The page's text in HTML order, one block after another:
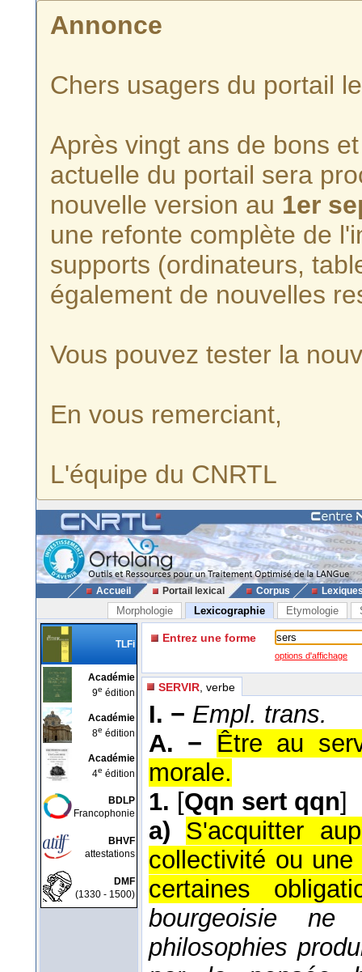
Annonce
Chers usagers du portail
Après vingt ans de bons
actuelle du portail sera
nouvelle version au 1er
une refonte complète de
supports (ordinateurs,
également de nouvelles
Vous pouvez tester la
En vous remerciant,
L'équipe du CNRTL
Accueil Portail lexical Corpus
Morphologie Lexicographie Etymologie
TLFi
Académie
9e édition
Académie
8e édition
Académie
4e édition
BDLP
Francophonie
BHVF
attestations
DMF
(1330 - 1500)
Entrez une forme
options d'affichage
SERVIR , verbe
I. − Empl. trans.
A. − Être au
morale.
1. [Qqn sert qqn]
a) S'acquitter
collectivité ou
certaines
bourgeoisie
philosophies